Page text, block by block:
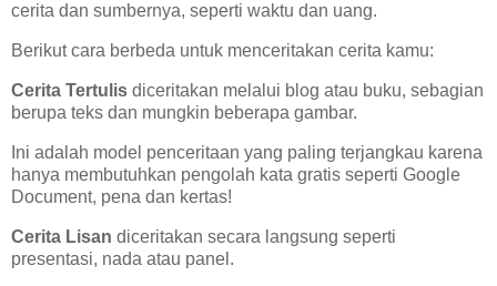
cerita dan sumbernya, seperti waktu dan uang.
Berikut cara berbeda untuk menceritakan cerita kamu:
Cerita Tertulis diceritakan melalui blog atau buku, sebagian
berupa teks dan mungkin beberapa gambar.
Ini adalah model penceritaan yang paling terjangkau karena
hanya membutuhkan pengolah kata gratis seperti Google
Document, pena dan kertas!
Cerita Lisan diceritakan secara langsung seperti
presentasi, nada atau panel.